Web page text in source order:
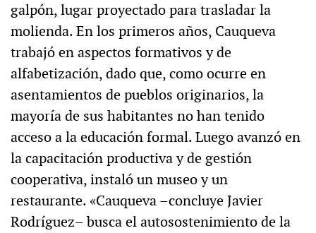
galpón, lugar proyectado para trasladar la
molienda. En los primeros años, Cauqueva
trabajó en aspectos formativos y de
alfabetización, dado que, como ocurre en
asentamientos de pueblos originarios, la
mayoría de sus habitantes no han tenido
acceso a la educación formal. Luego avanzó en
la capacitación productiva y de gestión
cooperativa, instaló un museo y un
restaurante. «Cauqueva –concluye Javier
Rodríguez– busca el autosostenimiento de la